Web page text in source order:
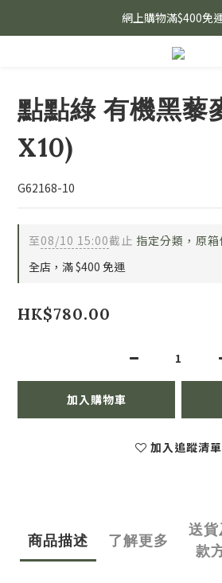
網上購物滿$400免
點點綠 有機黑藜
X10)
G62168-10
至08/10 15:00截止 指定分類，原
全店，滿 $400 免運
HK$780.00
加入購物車
加入追蹤清單
商品描述 了解更多
送
款